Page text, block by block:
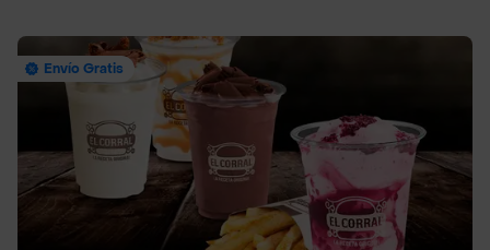
Envío Gratis